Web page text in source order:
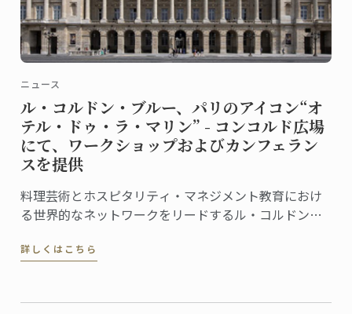
ニュース
ル・コルドン・ブルー、パリのアイコン“オ
テル・ドゥ・ラ・マリン” - コンコルド広場
にて、ワークショップおよびカンフェラン
スを提供
料理芸術とホスピタリティ・マネジメント教育におけ
る世界的なネットワークをリードするル・コルドン・
des Monuments Nationaux, CMN）より、パリのオテ
詳しくはこちら